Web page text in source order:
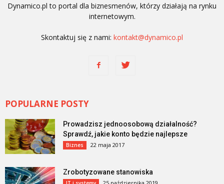
Dynamico.pl to portal dla biznesmenów, którzy działają na rynku
internetowym.
Skontaktuj się z nami: kontakt@dynamico.pl
POPULARNE POSTY
Prowadzisz jednoosobową działalność?
Sprawdź, jakie konto będzie najlepsze
Biznes 22 maja 2017
Zrobotyzowane stanowiska